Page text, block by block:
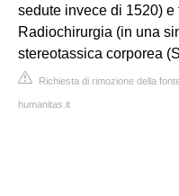
sedute invece di 1520)
Radiochirurgia (in una
stereotassica corporea
Richiesta di rimozione della
humanitas.it